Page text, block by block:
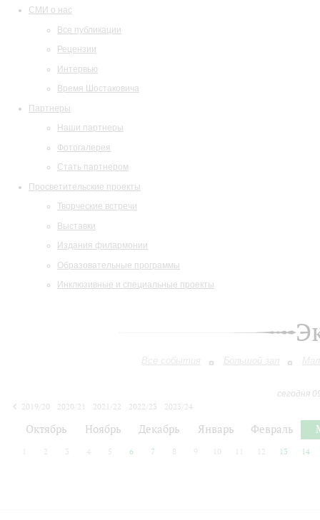
СМИ о нас
Все публикации
Рецензии
Интервью
Время Шостаковича
Партнеры
Наши партнеры
Фотогалерея
Стать партнером
Просветительские проекты
Творческие встречи
Выставки
Издания филармонии
Образовательные программы
Инклюзивные и специальные проекты
Все события Большой зал
сегодня
2019/20
2020/21 2021/22 2022/23
2023/24
Октябрь Ноябрь Декабрь Январь Февраль
2 3 4 5 6 7 8 9 10 12 13 14